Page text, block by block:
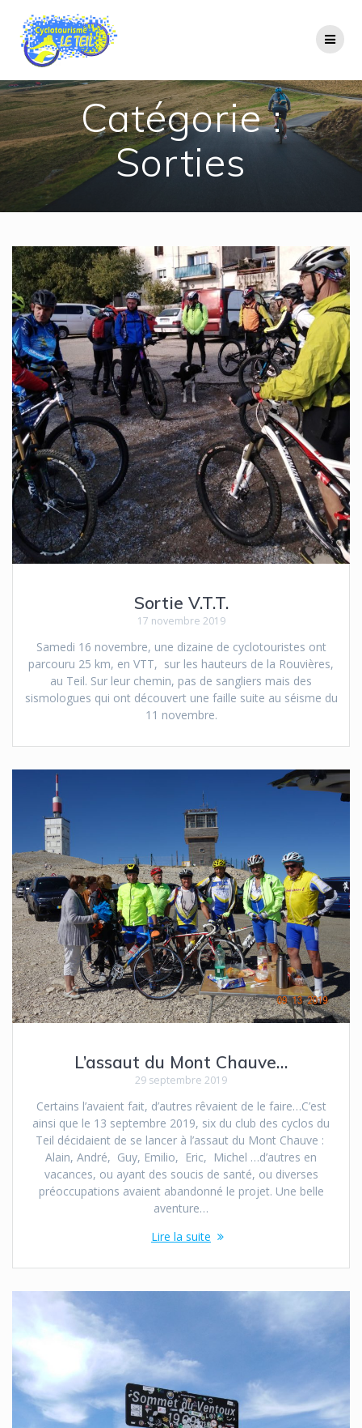
Catégorie :
Sorties
Sortie V.T.T.
17 novembre 2019
Samedi 16 novembre, une dizaine de cyclotouristes ont
parcouru 25 km, en VTT, sur les hauteurs de la Rouvières,
au Teil. Sur leur chemin, pas de sangliers mais des
sismologues qui ont découvert une faille suite au séisme du
11 novembre.
L’assaut du Mont Chauve…
29 septembre 2019
Certains l’avaient fait, d’autres rêvaient de le faire…C’est
ainsi que le 13 septembre 2019, six du club des cyclos du
Teil décidaient de se lancer à l’assaut du Mont Chauve :
Alain, André, Guy, Emilio, Eric, Michel …d’autres en
vacances, ou ayant des soucis de santé, ou diverses
préoccupations avaient abandonné le projet. Une belle
aventure…
Lire la suite